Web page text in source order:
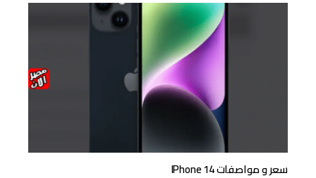
سعر و مواصفات IPhone 14